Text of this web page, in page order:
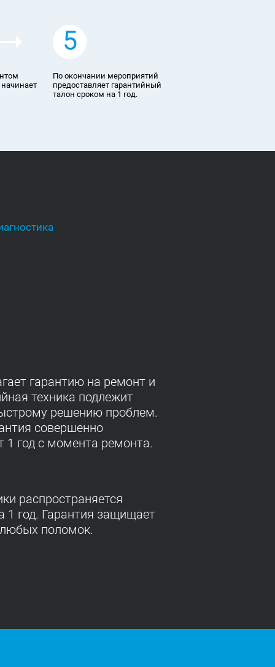
5
По окончании мероприятий
предоставляет гарантийный
талон сроком на 1 год.
гарантию на ремонт и
техника подлежит
решению проблем.
совершенно
1 год с момента ремонта.
распространяется
1 год. Гарантия защищает
поломок.